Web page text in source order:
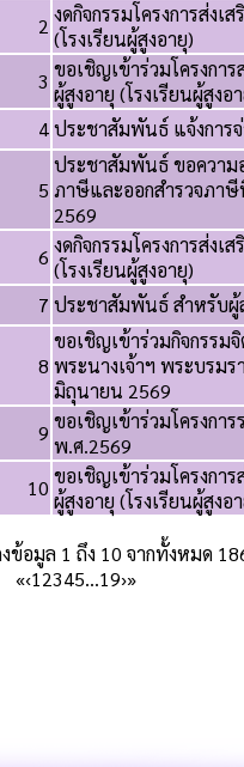
2 งดกิจกรรมโครงการส่
(โรงเรียนผู้สูงอายุ)
3 ขอเชิญเข้าร่วมโครงก
ผู้สูงอายุ (โรงเรียนผู้สูง
4ประชาสัมพันธ์ แจ้งการ
5
ประชาสัมพันธ์ ขอความ
ภาษีและออกสำรวจภา
2569
6 งดกิจกรรมโครงการส่
(โรงเรียนผู้สูงอายุ)
7 ประชาสัมพันธ์ สำหรับผู้
8
ขอเชิญเข้าร่วมกิจกรรม
พระนางเจ้าฯ พระบรม
มิถุนายน 2569
9 ขอเชิญเข้าร่วมโครงก
พ.ศ.2569
10 ขอเชิญเข้าร่วมโครงก
ผู้สูงอายุ (โรงเรียนผู้สูง
ข้อมูล 1 ถึง 10 จากทั้งหมด
«‹12345…19›»